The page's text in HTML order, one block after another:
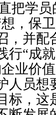
把学
，保
，并配
行“成
业价
人员
标，这